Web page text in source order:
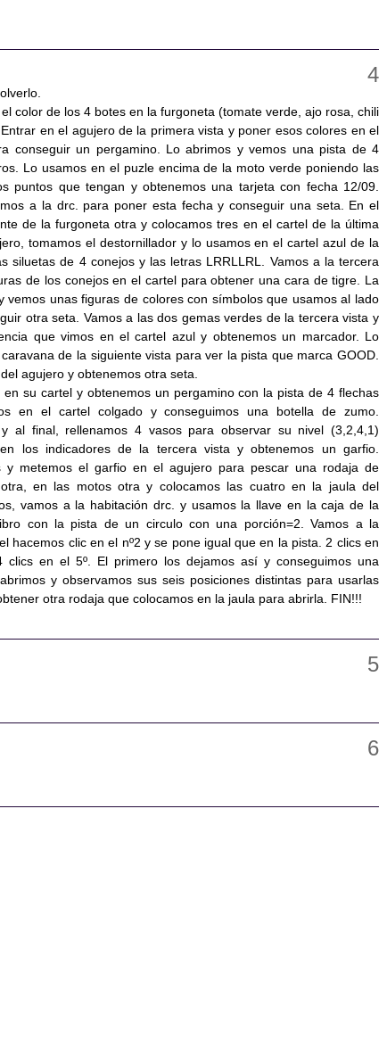
color de los 4 botes en la furgoneta (tomate verde, ajo rosa, chili
en el agujero de la primera vista y poner esos colores en el
conseguir un pergamino. Lo abrimos y vemos una pista de 4
Lo usamos en el puzle encima de la moto verde poniendo las
puntos que tengan y obtenemos una tarjeta con fecha 12/09.
a la drc. para poner esta fecha y conseguir una seta. En el
de la furgoneta otra y colocamos tres en el cartel de la última
tomamos el destornillador y lo usamos en el cartel azul de la
siluetas de 4 conejos y las letras LRRLLRL. Vamos a la tercera
de los conejos en el cartel para obtener una cara de tigre. La
vemos unas figuras de colores con símbolos que usamos al lado
otra seta. Vamos a las dos gemas verdes de la tercera vista y
que vimos en el cartel azul y obtenemos un marcador. Lo
de la siguiente vista para ver la pista que marca GOOD.
agujero y obtenemos otra seta.
en su cartel y obtenemos un pergamino con la pista de 4 flechas
en el cartel colgado y conseguimos una botella de zumo.
al final, rellenamos 4 vasos para observar su nivel (3,2,4,1)
los indicadores de la tercera vista y obtenemos un garfio.
y metemos el garfio en el agujero para pescar una rodaja de
en las motos otra y colocamos las cuatro en la jaula del
vamos a la habitación drc. y usamos la llave en la caja de la
con la pista de un circulo con una porción=2. Vamos a la
hacemos clic en el nº2 y se pone igual que en la pista. 2 clics en
en el 5º. El primero los dejamos así y conseguimos una
y observamos sus seis posiciones distintas para usarlas
otra rodaja que colocamos en la jaula para abrirla. FIN!!!